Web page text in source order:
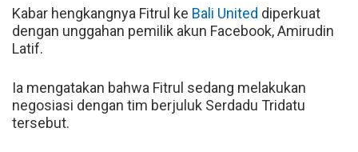
Kabar hengkangnya Fitrul ke Bali United diperkuat
dengan unggahan pemilik akun Facebook, Amirudin
Latif.
Ia mengatakan bahwa Fitrul sedang melakukan
negosiasi dengan tim berjuluk Serdadu Tridatu
tersebut.